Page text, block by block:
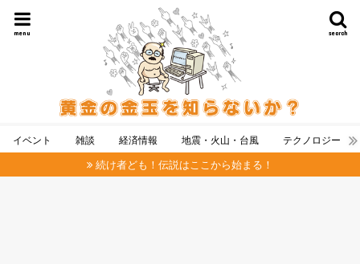
search
menu
イベント 雑談 経済情報 地震・火山・台風 テクノロジー
続け者ども！伝説はここから始まる！